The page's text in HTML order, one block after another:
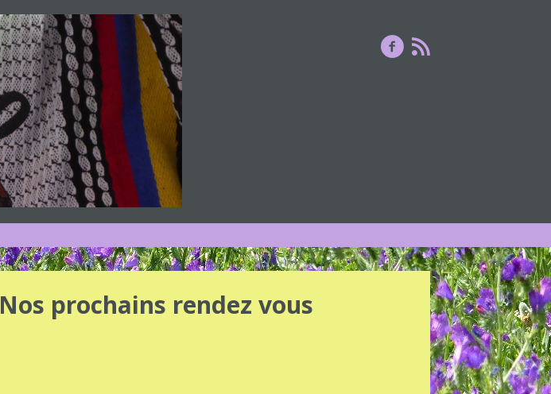
Nos prochains rendez vous